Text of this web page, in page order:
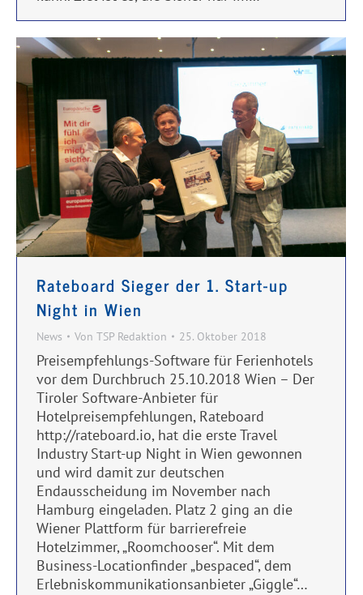
Rateboard Sieger der 1. Start-up
Night in Wien
News Von TSP Redaktion 25. Oktober 2018
Preisempfehlungs-Software für Ferienhotels
vor dem Durchbruch 25.10.2018 Wien – Der
Tiroler Software-Anbieter für
Hotelpreisempfehlungen, Rateboard
http://rateboard.io, hat die erste Travel
Industry Start-up Night in Wien gewonnen
und wird damit zur deutschen
Endausscheidung im November nach
Hamburg eingeladen. Platz 2 ging an die
Wiener Plattform für barrierefreie
Hotelzimmer, „Roomchooser“. Mit dem
Business-Locationfinder „bespaced“, dem
Erlebniskommunikationsanbieter „Giggle“…